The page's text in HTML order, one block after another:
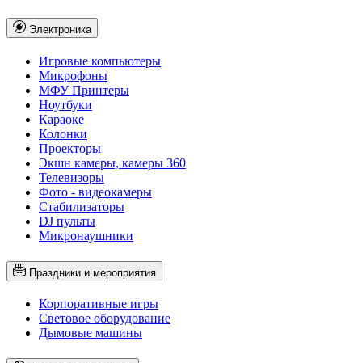
Электроника
Игровые компьютеры
Микрофоны
МФУ Принтеры
Ноутбуки
Караоке
Колонки
Проекторы
Экшн камеры, камеры 360
Телевизоры
Фото - видеокамеры
Стабилизаторы
DJ пульты
Микронаушники
Праздники и мероприятия
Корпоративные игры
Световое оборудование
Дымовые машины